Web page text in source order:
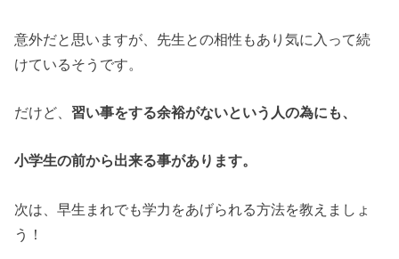
意外だと思いますが、先生との相性もあり気に入って続
けているそうです。
だけど、 習い事をする余裕がないという人の為にも、
小学生の前から出来る事があります。
次は、早生まれでも学力をあげられる方法を教えましょ
う！